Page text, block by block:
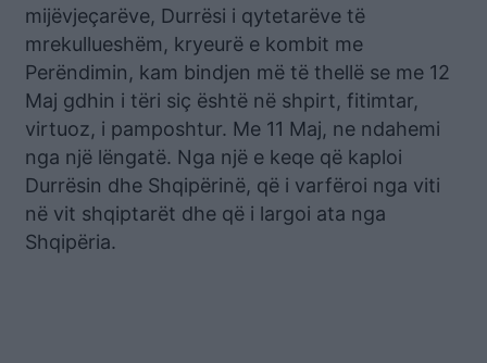
mijëvjeçarëve, Durrësi i qytetarëve të
mrekullueshëm, kryeurë e kombit me
Perëndimin, kam bindjen më të thellë se me 12
Maj gdhin i tëri siç është në shpirt, fitimtar,
virtuoz, i pamposhtur. Me 11 Maj, ne ndahemi
nga një lëngatë. Nga një e keqe që kaploi
Durrësin dhe Shqipërinë, që i varfëroi nga viti
në vit shqiptarët dhe që i largoi ata nga
Shqipëria.